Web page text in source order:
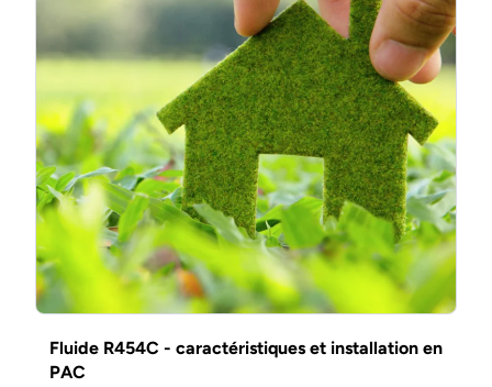
Fluide R454C - caractéristiques et installation en
PAC